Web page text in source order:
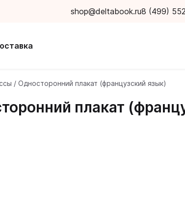
shop@deltabook.ru8 (499)
/ Односторонний плакат (французский язык)
плакат